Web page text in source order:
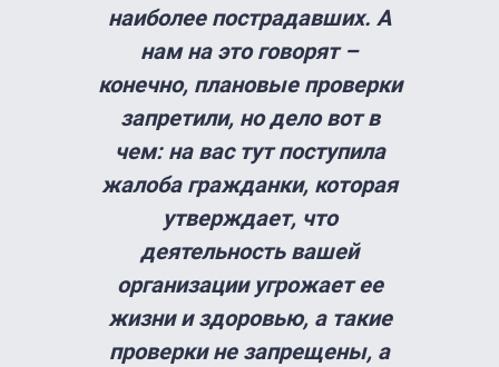
наиболее пострадавших. А
нам на это говорят –
конечно, плановые проверки
запретили, но дело вот в
чем: на вас тут поступила
жалоба гражданки, которая
утверждает, что
деятельность вашей
организации угрожает ее
жизни и здоровью, а такие
проверки не запрещены, а